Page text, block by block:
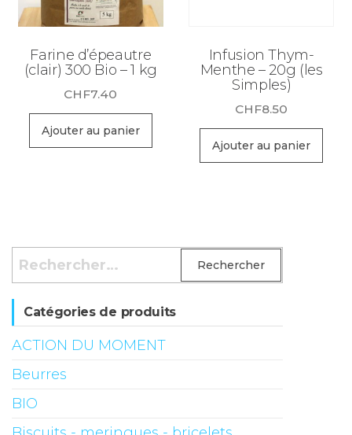
Farine d’épeautre
(clair) 300 Bio – 1 kg
CHF7.40
Ajouter au panier
Infusion Thym-
Menthe – 20g (les
Simples)
CHF8.50
Ajouter au panier
Rechercher :
Catégories de produits
ACTION DU MOMENT
Beurres
BIO